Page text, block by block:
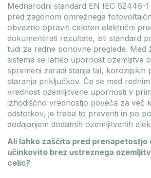
Mednarodni standard EN IEC 62446-
pred zagonom omrežnega
obvezno opraviti celoten električni
dokumentirati rezultate, isti standard
tudi za redne ponovne preglede. Med
sistema se lahko upornost ozemljitve
spremeni zaradi stanja tal, korozijskih
staranja priključkov. Če se med
vrednost ozemljitvene upornosti v
izhodiščno vrednostjo poveča za več
odstotkov, je treba to preveriti in po
dodajanjem dodatnih ozemljitvenih
Ali lahko zaščita pred prenapetostjo
učinkovito brez ustreznega
celic?